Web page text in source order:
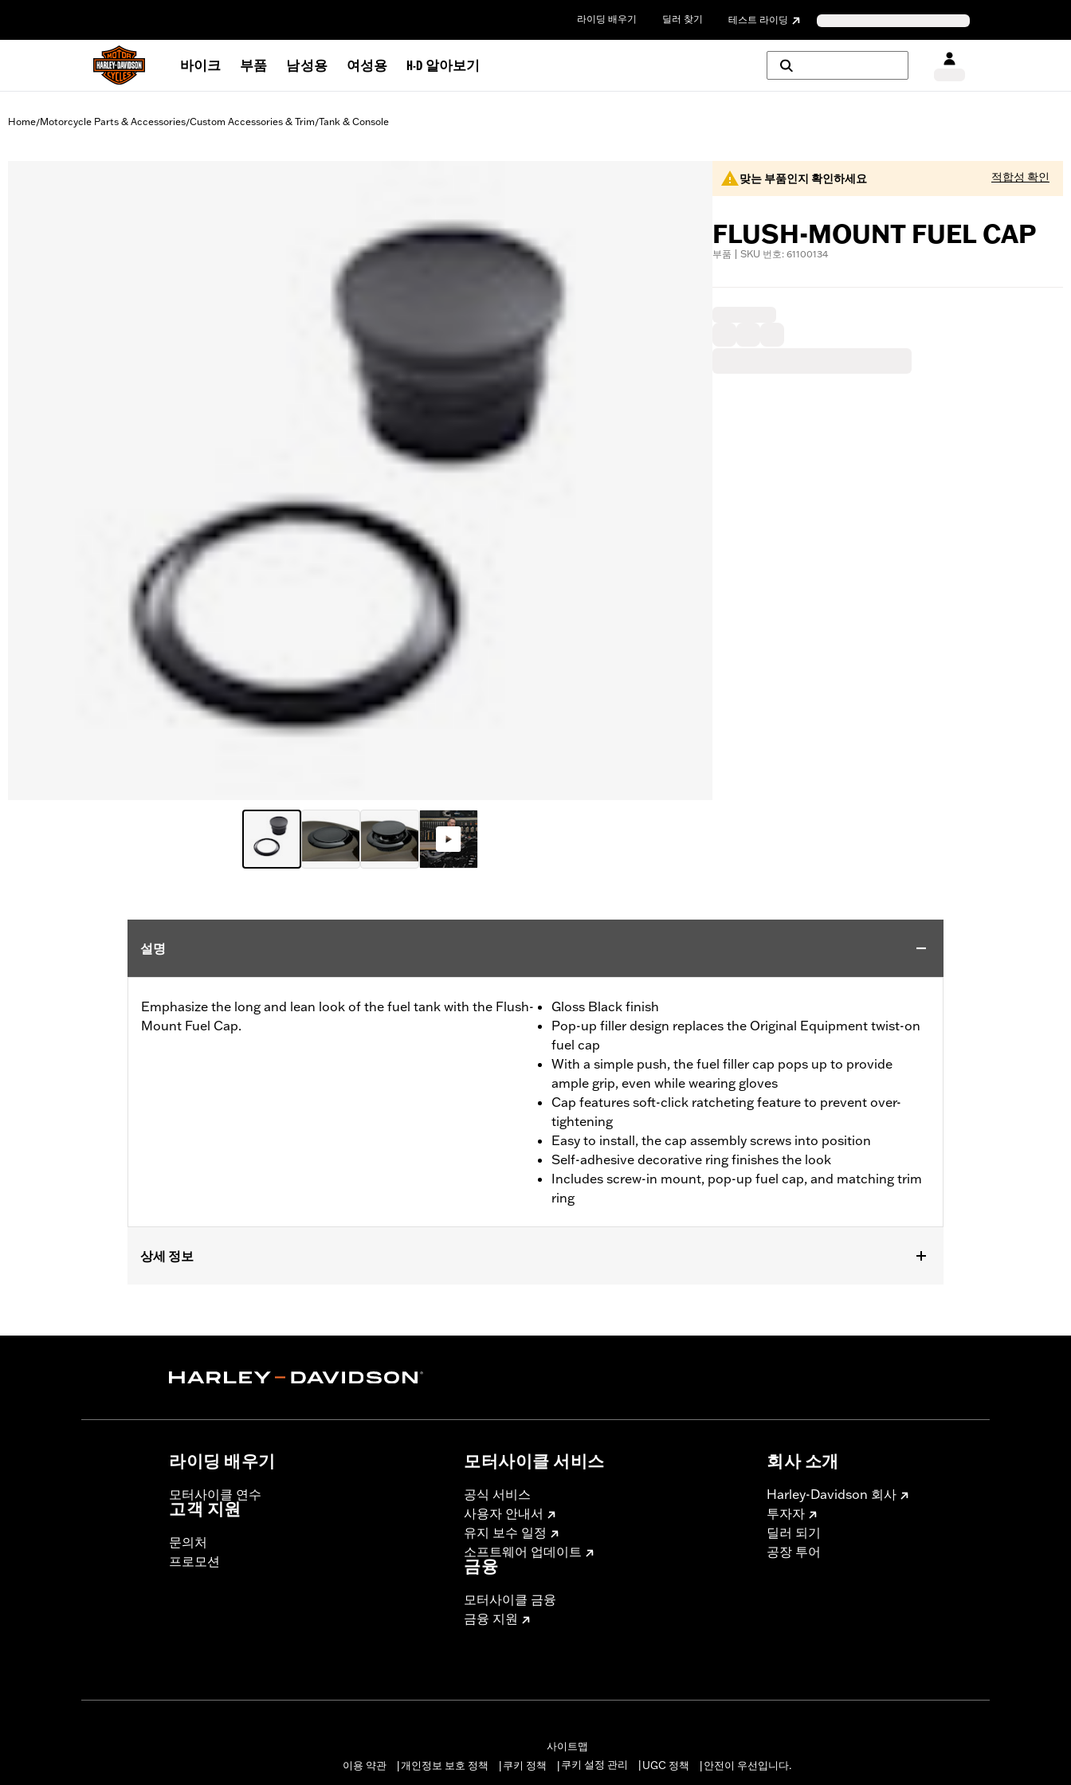
라이딩 배우기 딜러 찾기 테스트 라이딩
바이크 부품 남성용 여성용 H-D 알아보기
Home/Motorcycle Parts & Accessories/Custom Accessories & Trim/Tank & Console
맞는 부품인지 확인하세요 적합성 확인
FLUSH-MOUNT FUEL CAP
부품 | SKU 번호: 61100134
설명
Emphasize the long and lean look of the fuel tank with the Flush-
Mount Fuel Cap.
Gloss Black finish
Pop-up filler design replaces the Original Equipment twist-on
fuel cap
With a simple push, the fuel filler cap pops up to provide
ample grip, even while wearing gloves
Cap features soft-click ratcheting feature to prevent over-
tightening
Easy to install, the cap assembly screws into position
Self-adhesive decorative ring finishes the look
Includes screw-in mount, pop-up fuel cap, and matching trim
ring
상세 정보
Sold In Units:Each
WARRANTY:1 year limited warranty – Go towww.h-d.com/warranty
라이딩 배우기
모터사이클 연수
고객 지원
문의처
프로모션
모터사이클 서비스
공식 서비스
사용자 안내서
유지 보수 일정
소프트웨어 업데이트
금융
모터사이클 금융
금융 지원
회사 소개
Harley-Davidson 회사
투자자
딜러 되기
공장 투어
사이트맵
이용 약관
개인정보 보호 정책 쿠키 정책 쿠키 설정 관리 UGC 정책 안전이 우선입니다.